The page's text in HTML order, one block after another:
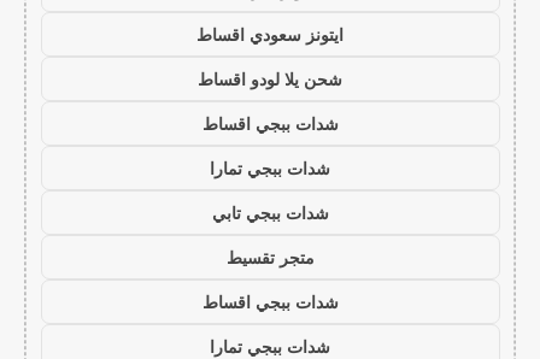
ايتونز سعودي اقساط
شحن يلا لودو اقساط
شدات ببجي اقساط
شدات ببجي تمارا
شدات ببجي تابي
متجر تقسيط
شدات ببجي اقساط
شدات ببجي تمارا